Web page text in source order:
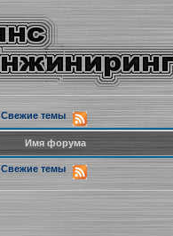
Свежие темы
Имя форума
Свежие темы